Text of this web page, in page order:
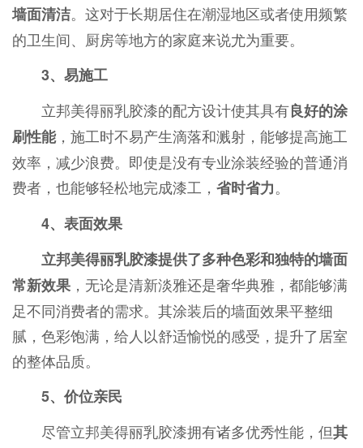
墙面清洁。这对于长期居住在潮湿地区或者使用频繁
的卫生间、厨房等地方的家庭来说尤为重要。
3、易施工
立邦美得丽乳胶漆的配方设计使其具有良好的涂
刷性能，施工时不易产生滴落和溅射，能够提高施工
效率，减少浪费。即使是没有专业涂装经验的普通消
费者，也能够轻松地完成漆工， 省时省力。
4、表面效果
立邦美得丽乳胶漆提供了多种色彩和独特的墙面
常新效果，无论是清新淡雅还是奢华典雅，都能够满
足不同消费者的需求。其涂装后的墙面效果平整细
腻，色彩饱满，给人以舒适愉悦的感受，提升了居室
的整体品质。
5、价位亲民
尽管立邦美得丽乳胶漆拥有诸多优秀性能，但其